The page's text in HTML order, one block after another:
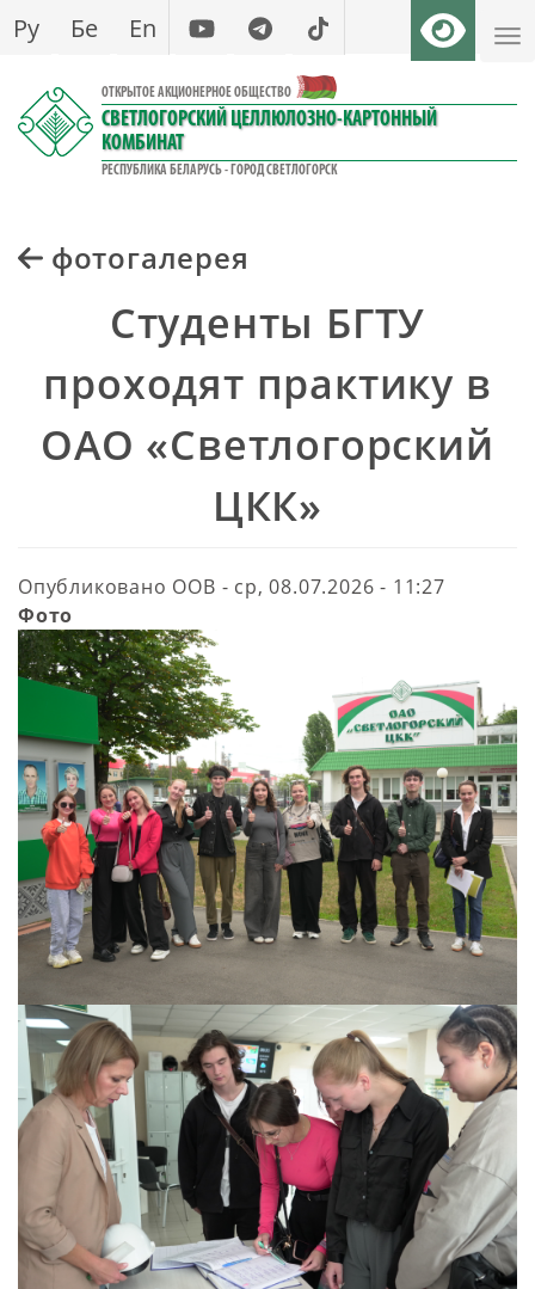
Перейти
содержанию
Ру Бе En
ОТКРЫТОЕ АКЦИОНЕРНОЕ ОБЩЕСТВО
СВЕТЛОГОРСКИЙ ЦЕЛЛЮЛОЗНО-КАРТОННЫЙ
КОМБИНАТ
РЕСПУБЛИКА БЕЛАРУСЬ - ГОРОД СВЕТЛОГОРСК
фотогалерея
Студенты БГТУ
проходят практику в
ОАО «Светлогорский
ЦКК»
Опубликовано ООВ - ср, 08.07.2026 - 11:27
Фото